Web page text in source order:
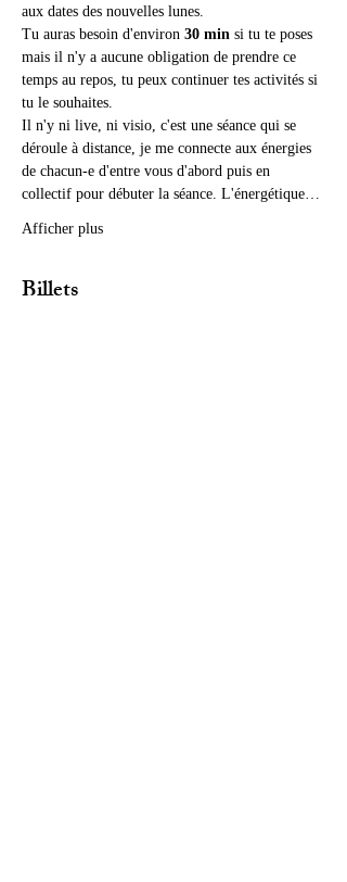
aux dates des nouvelles lunes.
Tu auras besoin d'environ 30 min si tu te poses
mais il n'y a aucune obligation de prendre ce
temps au repos, tu peux continuer tes activités si
tu le souhaites.
Il n'y ni live, ni visio, c'est une séance qui se
déroule à distance, je me connecte aux énergies
de chacun-e d'entre vous d'abord puis en
collectif pour débuter la séance. L'énergétique…
Afficher plus
Billets